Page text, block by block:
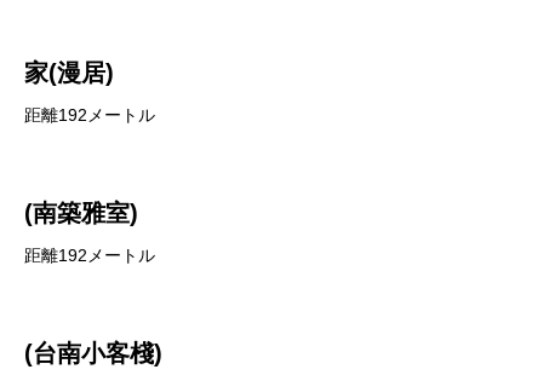
家(漫居)
距離192メートル
(南築雅室)
距離192メートル
(台南小客棧)